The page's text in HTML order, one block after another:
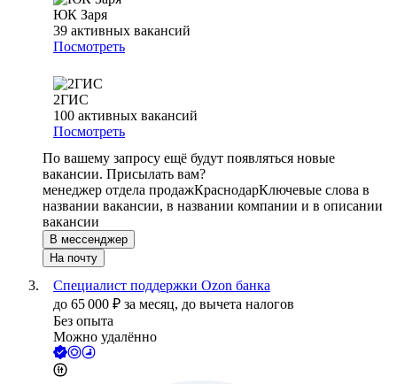
ЮК Заря
39 активных вакансий
Посмотреть
2ГИС
100 активных вакансий
Посмотреть
По вашему запросу ещё будут появляться новые
вакансии. Присылать вам?
менеджер отдела продажКраснодарКлючевые слова в
названии вакансии, в названии компании и в описании
вакансии
В мессенджер
На почту
Специалист поддержки Ozon банка
до 65 000 ₽ за месяц, до вычета налогов
Без опыта
Можно удалённо